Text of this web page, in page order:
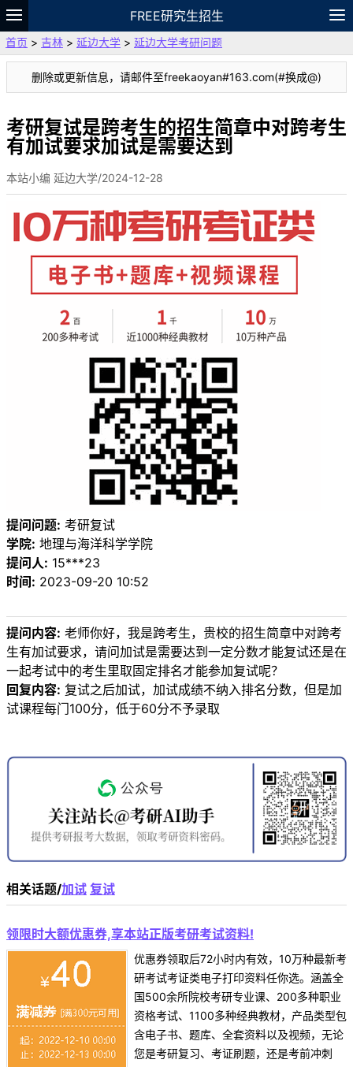
FREE研究生招生
题库
故事 专题 APP 笔记
VIP
资料
首页 > 吉林 > 延边大学 > 延边大学考研问题
删除或更新信息，请邮件至freekaoyan#163.com(#换成@)
考研复试是跨考生的招生简章中对跨考生
有加试要求加试是需要达到
本站小编 延边大学/2024-12-28
提问问题: 考研复试
学院: 地理与海洋科学学院
提问人: 15***23
时间: 2023-09-20 10:52
提问内容: 老师你好，我是跨考生，贵校的招生简章中对跨考
生有加试要求，请问加试是需要达到一定分数才能复试还是在
一起考试中的考生里取固定排名才能参加复试呢？
回复内容: 复试之后加试，加试成绩不纳入排名分数，但是加
试课程每门100分，低于60分不予录取
相关话题/加试 复试
领限时大额优惠券,享本站正版考研考试资料!
优惠券领取后72小时内有效，10万种最新考
研考试考证类电子打印资料任你选。涵盖全
国500余所院校考研专业课、200多种职业
资格考试、1100多种经典教材，产品类型包
含电子书、题库、全套资料以及视频，无论
您是考研复习、考证刷题，还是考前冲刺